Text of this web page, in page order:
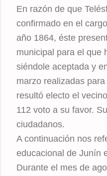
En razón de que
confirmado en el
año 1864, éste
municipal para el que
siéndole aceptada y
marzo realizadas
resultó electo el
112 voto a su favor.
ciudadanos.
A continuación nos
educacional de Junín
Durante el mes de